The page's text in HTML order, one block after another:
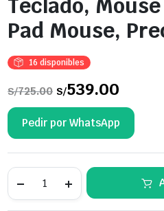
Teclado,
Pad Mouse,
16 disponibles
S/725.00 El
precio
original
era:
S/725.00.
S/539.00El
precio
actual
es:
S/539.00.
Pedir por WhatsApp
Computadora
Thincentre
|